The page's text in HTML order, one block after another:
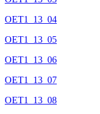
OET1_13_04
OET1_13_05
OET1_13_06
OET1_13_07
OET1_13_08